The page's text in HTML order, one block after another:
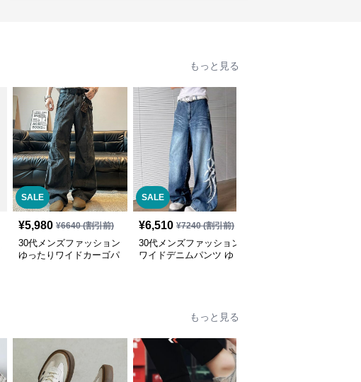
もっと見る
SALE
¥5,980 ¥6640(割引前)
30代メンズファッション
ゆったりワイドカーゴパ
SALE
¥6,510 ¥7240(割引前)
30代メンズファッション
ワイドデニムパンツ ゆ
もっと見る